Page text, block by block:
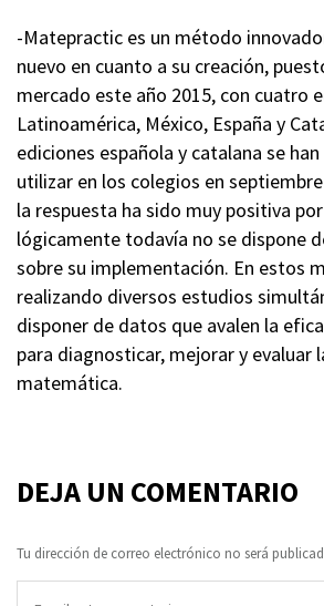
-Matepractic es un método
nuevo en cuanto a su creación,
mercado este año 2015, con cuatro
Latinoamérica, México, España y
ediciones española y catalana se
utilizar en los colegios en
la respuesta ha sido muy positiva
lógicamente todavía no se dispone
sobre su implementación. En estos
realizando diversos estudios
disponer de datos que avalen la
para diagnosticar, mejorar y evaluar
matemática.
DEJA UN COMENTARIO
Tu dirección de correo electrónico no será